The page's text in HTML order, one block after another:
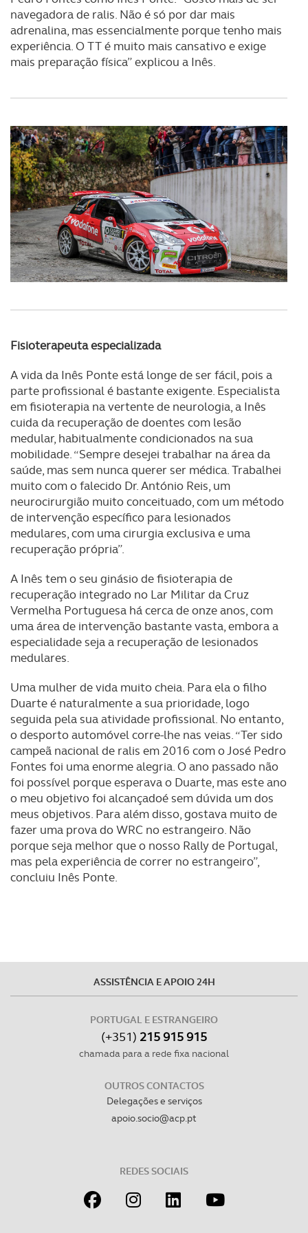
O ACP garantirá que as transferências internacionais de
dados pessoais serão realizadas apenas com o seu
consentimento e quando tal se afigure estritamente
necessário no contexto dos serviços a prestar.
experiência de navegação no Website e nos serviços
disponibilizados.
Consulte a política de cookies do site.
navegadora de ralis. Não é só por dar mais
adrenalina, mas essencialmente porque tenho mais
experiência. O TT é muito mais cansativo e exige
mais preparação física” explicou a Inês.
Fisioterapeuta especializada
A vida da Inês Ponte está longe de ser fácil, pois a
parte profissional é bastante exigente. Especialista
em fisioterapia na vertente de neurologia, a Inês
cuida da recuperação de doentes com lesão
medular, habitualmente condicionados na sua
mobilidade. “Sempre desejei trabalhar na área da
saúde, mas sem nunca querer ser médica. Trabalhei
muito com o falecido Dr. António Reis, um
neurocirurgião muito conceituado, com um método
de intervenção específico para lesionados
medulares, com uma cirurgia exclusiva e uma
recuperação própria”.
A Inês tem o seu ginásio de fisioterapia de
recuperação integrado no Lar Militar da Cruz
Vermelha Portuguesa há cerca de onze anos, com
uma área de intervenção bastante vasta, embora a
especialidade seja a recuperação de lesionados
medulares.
Uma mulher de vida muito cheia. Para ela o filho
Duarte é naturalmente a sua prioridade, logo
seguida pela sua atividade profissional. No entanto,
o desporto automóvel corre-lhe nas veias. “Ter sido
campeã nacional de ralis em 2016 com o José Pedro
Fontes foi uma enorme alegria. O ano passado não
foi possível porque esperava o Duarte, mas este ano
o meu objetivo foi alcançadoé sem dúvida um dos
meus objetivos. Para além disso, gostava muito de
fazer uma prova do WRC no estrangeiro. Não
porque seja melhor que o nosso Rally de Portugal,
mas pela experiência de correr no estrangeiro”,
concluiu Inês Ponte.
ASSISTÊNCIA E APOIO 24H
PORTUGAL E ESTRANGEIRO
(+351) 215 915 915
chamada para a rede fixa nacional
OUTROS CONTACTOS
Delegações e serviços
apoio.socio@acp.pt
REDES SOCIAIS